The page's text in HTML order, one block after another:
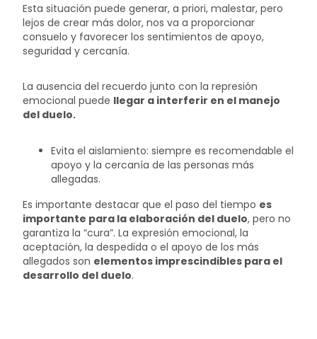
Esta situación puede generar, a priori, malestar, pero
lejos de crear más dolor, nos va a proporcionar
consuelo y favorecer los sentimientos de apoyo,
seguridad y cercanía.
La ausencia del recuerdo junto con la represión
emocional puede llegar a interferir en el manejo
del duelo.
Evita el aislamiento: siempre es recomendable el
apoyo y la cercanía de las personas más
allegadas.
Es importante destacar que el paso del tiempo es
importante para la elaboración del duelo, pero no
garantiza la “cura”. La expresión emocional, la
aceptación, la despedida o el apoyo de los más
allegados son elementos imprescindibles para el
desarrollo del duelo.